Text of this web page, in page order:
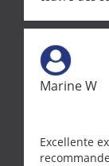
demande
ne se
Merci a ce
Marine W
Excellente